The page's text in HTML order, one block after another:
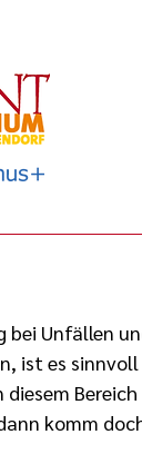
bei Unfällen
ist es
diesem
komm